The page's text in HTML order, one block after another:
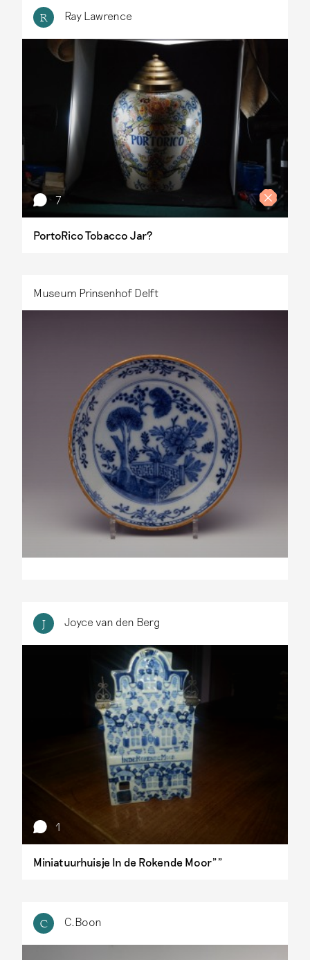
R Ray Lawrence
7
PortoRico Tobacco Jar?
Museum Prinsenhof Delft
J Joyce van den Berg
1
Miniatuurhuisje In de Rokende Moor""
C C.Boon